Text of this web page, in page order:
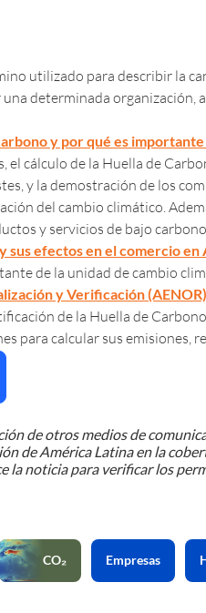
utilizado para describir la
determinada
y por qué es
el cálculo de la Huella de
y la demostración de los
del cambio climático.
y servicios de bajo
sus efectos en el comercio
de la unidad de cambio
y Verificación (AENOR)
de la Huella de
para calcular sus emisiones,
de otros medios de
de América Latina en la
la noticia para verificar los
CO₂ Empresas